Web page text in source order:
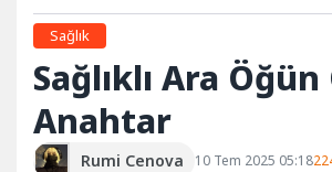
Sağlık
Sağlıklı Ara
Anahtar
Rumi Cenova 10 Tem 2025 05:18